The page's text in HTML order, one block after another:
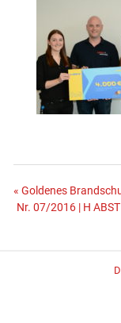
« Goldenes
Nr. 07/2016 | H